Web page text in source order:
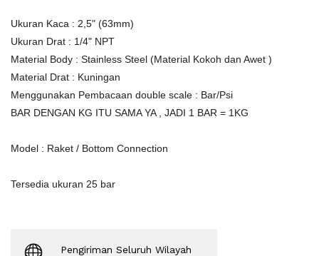
Ukuran Kaca : 2,5" (63mm)
Ukuran Drat : 1/4" NPT
Material Body : Stainless Steel (Material Kokoh dan Awet )
Material Drat : Kuningan
Menggunakan Pembacaan double scale : Bar/Psi
BAR DENGAN KG ITU SAMA YA , JADI 1 BAR = 1KG
Model : Raket / Bottom Connection
Tersedia ukuran 25 bar
Pengiriman Seluruh Wilayah